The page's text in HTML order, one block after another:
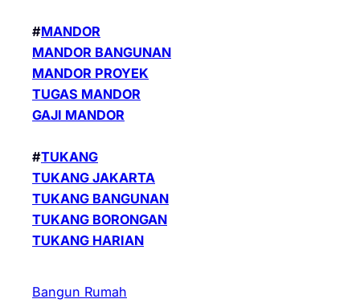
#MANDOR
MANDOR BANGUNAN
MANDOR PROYEK
TUGAS MANDOR
GAJI MANDOR
#TUKANG
TUKANG JAKARTA
TUKANG BANGUNAN
TUKANG BORONGAN
TUKANG HARIAN
Bangun Rumah